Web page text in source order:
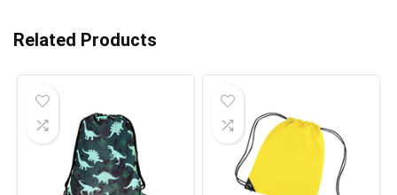
Related Products